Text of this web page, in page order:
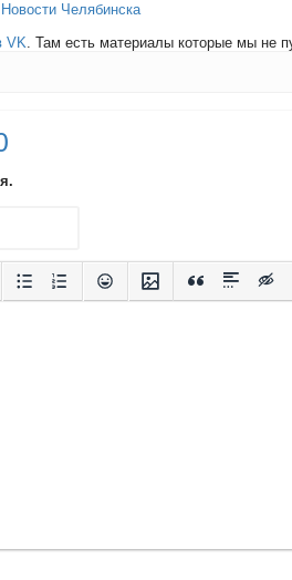
Новости Челябинска
VK. Там есть материалы которые мы не